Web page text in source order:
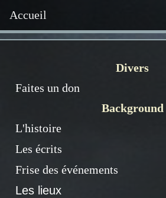
Accueil
Divers
Faites un don
Background
L'histoire
Les écrits
Frise des événements
Les lieux